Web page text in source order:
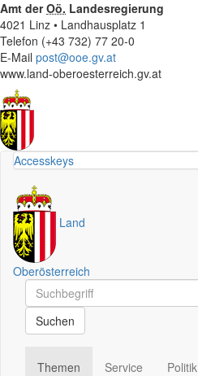
Amt derOö. Landesregierung
4021 Linz • Landhausplatz 1
Telefon (+43 732) 77 20-0
E-Mail post@ooe.gv.at
www.land-oberoesterreich.gv.at
Accesskeys
Land
Oberösterreich
Schnellsuche
Schnellsuche
Suchen
Themen
Service
Politik